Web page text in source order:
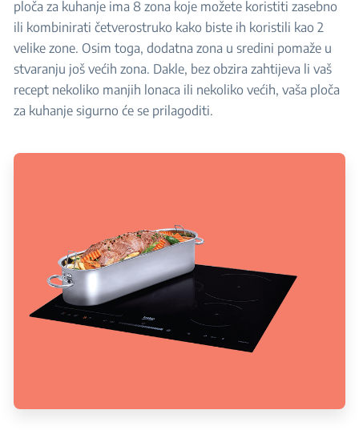
ploča za kuhanje ima 8 zona koje možete koristiti zasebno
ili kombinirati četverostruko kako biste ih koristili kao 2
velike zone. Osim toga, dodatna zona u sredini pomaže u
stvaranju još većih zona. Dakle, bez obzira zahtijeva li vaš
recept nekoliko manjih lonaca ili nekoliko većih, vaša ploča
za kuhanje sigurno će se prilagoditi.